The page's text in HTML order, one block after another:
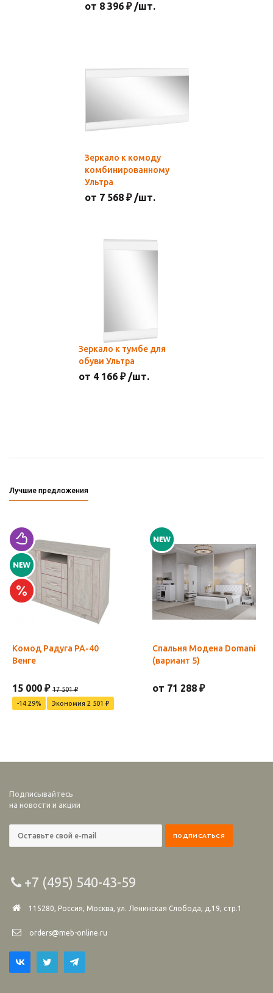
от 8 396 ₽ /шт.
Зеркало к комоду
комбинированному
Ультра
от 7 568 ₽ /шт.
Зеркало к тумбе для
обуви Ультра
от 4 166 ₽ /шт.
Лучшие предложения
Комод Радуга РА-40
Венге
15 000 ₽ 17 501 ₽
-14.29%
Экономия 2 501 ₽
Спальня Модена Domani
(вариант 5)
от 71 288 ₽
Подписывайтесь
на новости и акции
+7 (495) 540-43-59
115280, Россия, Москва, ул. Ленинская Слобода, д.19, стр.1
orders@meb-online.ru